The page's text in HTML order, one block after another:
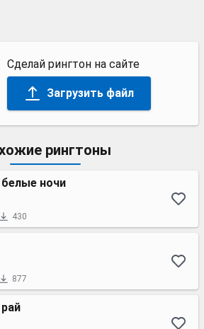
Сделай рингтон на сайте
Загрузить файл
рингтоны
ночи
430
877